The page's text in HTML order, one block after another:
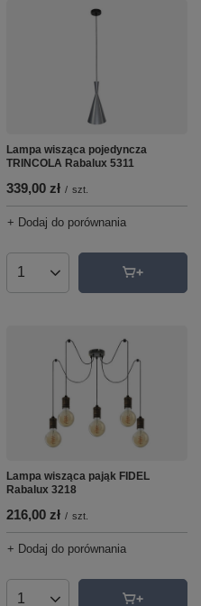
Lampa wisząca pojedyncza
TRINCOLA Rabalux 5311
339,00 zł / szt.
+ Dodaj do porównania
Ilość produktów
Lampa wisząca pająk FIDEL
Rabalux 3218
216,00 zł / szt.
+ Dodaj do porównania